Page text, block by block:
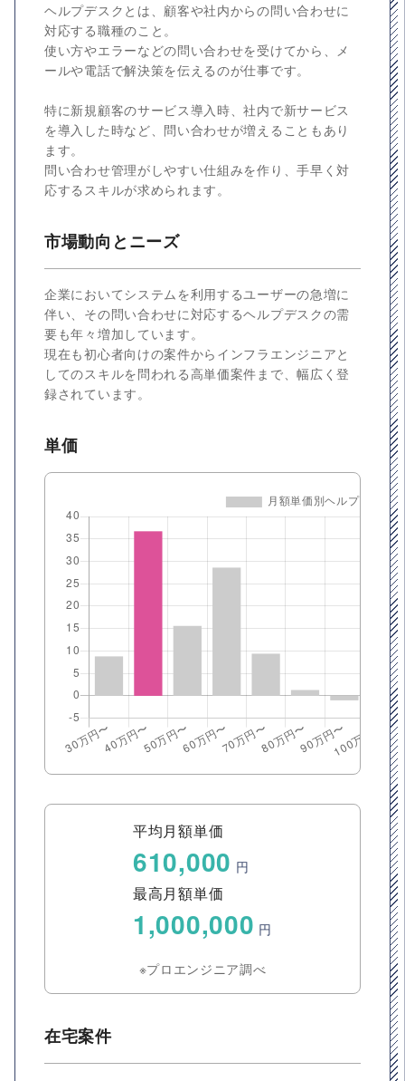
ヘルプデスクとは、顧客や社内からの問い合わせに
対応する職種のこと。
使い方やエラーなどの問い合わせを受けてから、メ
ールや電話で解決策を伝えるのが仕事です。
特に新規顧客のサービス導入時、社内で新サービス
を導入した時など、問い合わせが増えることもあり
ます。
問い合わせ管理がしやすい仕組みを作り、手早く対
応するスキルが求められます。
市場動向とニーズ
企業においてシステムを利用するユーザーの急増に
伴い、その問い合わせに対応するヘルプデスクの需
要も年々増加しています。
現在も初心者向けの案件からインフラエンジニアと
してのスキルを問われる高単価案件まで、幅広く登
録されています。
単価
平均月額単価
610,000 円
最高月額単価
1,000,000 円
※プロエンジニア調べ
在宅案件